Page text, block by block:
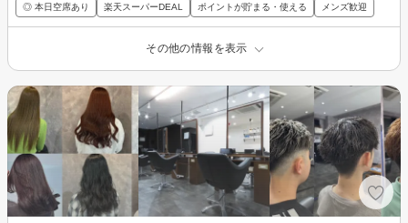
◎ 本日空席あり 楽天スーパーDEAL ポイントが貯まる・使える メンズ歓迎
その他の情報を表示